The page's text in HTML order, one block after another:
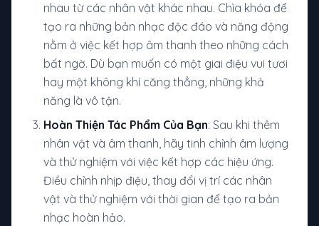
nhau từ các nhân vật khác nhau. Chìa khóa để
tạo ra những bản nhạc độc đáo và năng động
nằm ở việc kết hợp âm thanh theo những cách
bất ngờ. Dù bạn muốn có một giai điệu vui tươi
hay một không khí căng thẳng, những khả
năng là vô tận.
Hoàn Thiện Tác Phẩm Của Bạn: Sau khi thêm
nhân vật và âm thanh, hãy tinh chỉnh âm lượng
và thử nghiệm với việc kết hợp các hiệu ứng.
Điều chỉnh nhịp điệu, thay đổi vị trí các nhân
vật và thử nghiệm với thời gian để tạo ra bản
nhạc hoàn hảo.